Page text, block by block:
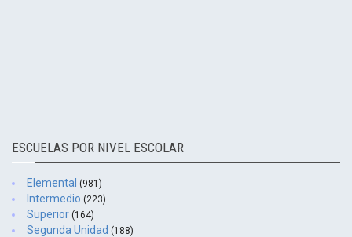
ESCUELAS POR NIVEL ESCOLAR
Elemental (981)
Intermedio (223)
Superior (164)
Segunda Unidad (188)